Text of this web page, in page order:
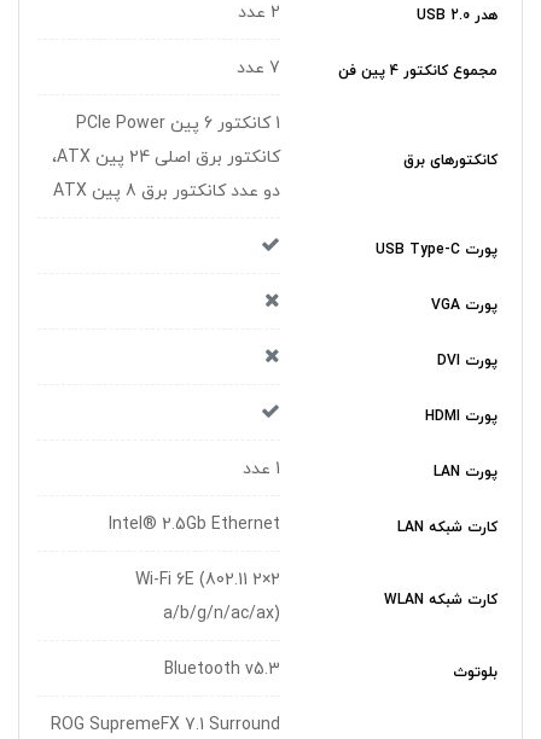
هدر USB 2.0 2 عدد
مجموع کانکتور 4 پین فن 7 عدد
کانکتورهای برق
1 کانکتور 6 پین PCIe Power
کانکتور برق اصلی 24 پین ATX،
دو عدد کانکتور برق 8 پین ATX
پورت USB Type-C
پورت VGA
پورت DVI
پورت HDMI
پورت LAN 1 عدد
کارت شبکه LAN Intel® 2.5Gb Ethernet
کارت شبکه WLAN
2×2 Wi-Fi 6E (802.11
a/b/g/n/ac/ax)
بلوتوث Bluetooth v5.3
ROG SupremeFX 7.1 Surround